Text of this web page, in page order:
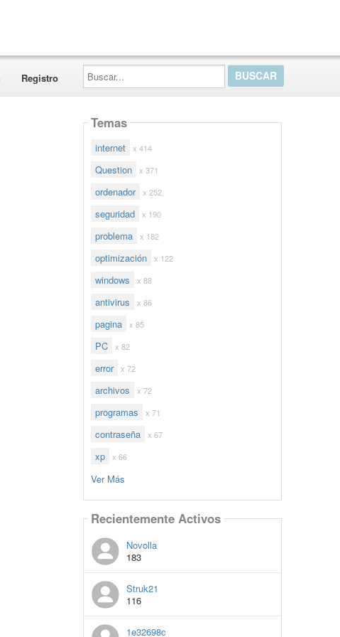
Registro
Buscar...
Temas
internet x 414
Question x 371
ordenador x 252
seguridad x 190
problema x 182
optimización x 122
windows x 88
antivirus x 86
pagina x 85
PC x 82
error x 72
archivos x 72
programas x 71
contraseña x 67
xp x 66
Ver Más
Recientemente Activos
Novolla
183
Struk21
116
1e32698c